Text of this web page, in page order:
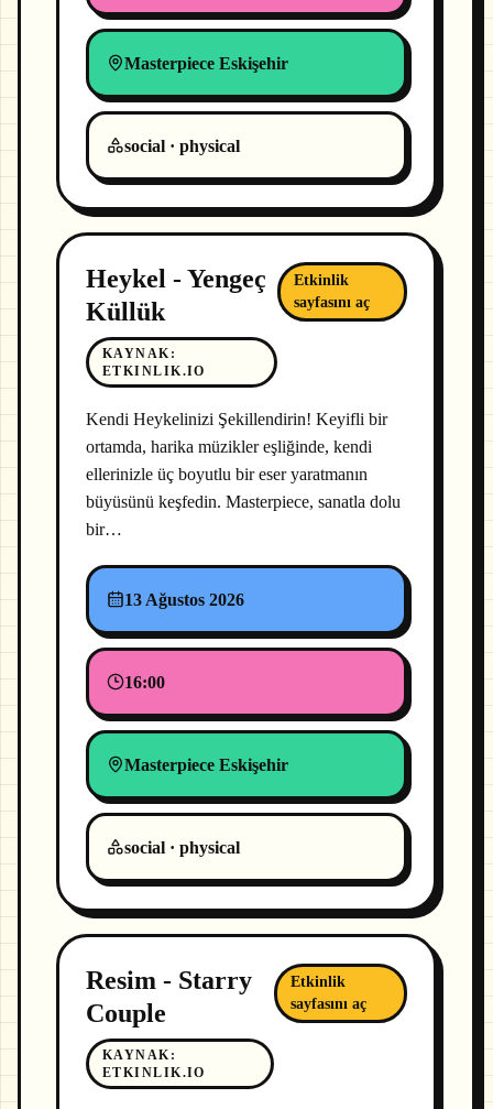
Masterpiece Eskişehir
social · physical
Heykel - Yengeç
Küllük
KAYNAK :
ETKINLIK.IO
Etkinlik
sayfasını aç
Kendi Heykelinizi Şekillendirin! Keyifli bir
ortamda, harika müzikler eşliğinde, kendi
ellerinizle üç boyutlu bir eser yaratmanın
büyüsünü keşfedin. Masterpiece, sanatla dolu
bir…
13 Ağustos 2026
16:00
Masterpiece Eskişehir
social · physical
Resim - Starry
Couple
KAYNAK :
ETKINLIK.IO
Etkinlik
sayfasını aç